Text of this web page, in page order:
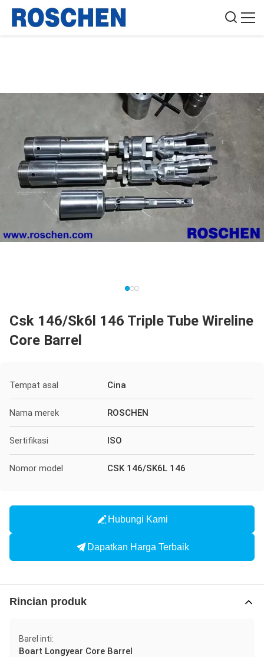
Csk 146/Sk6l 146 Triple Tube Wireline
Core Barrel
Tempat asal Cina
Nama merek ROSCHEN
Sertifikasi ISO
Nomor model CSK 146/SK6L 146
Hubungi Kami
Dapatkan Harga Terbaik
Rincian produk
Barel inti:
Boart Longyear Core Barrel